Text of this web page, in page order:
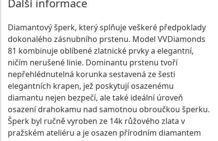
Další informace
Diamantový šperk, který splňuje veškeré předpoklady
dokonalého zásnubního prstenu. Model VVDiamonds
81 kombinuje oblíbené zlatnické prvky a elegantní,
ničím nerušené linie. Dominantu prstenu tvoří
nepřehlédnutelná korunka sestavená ze šesti
elegantních krapen, jež poskytují osazenému
diamantu nejen bezpečí, ale také ideální úroveň
osazení drahokamu nad samotnou obroučkou šperku.
Šperk byl ručně vyroben ze 14k růžového zlata v
pražském ateliéru a je osazen přírodním diamantem